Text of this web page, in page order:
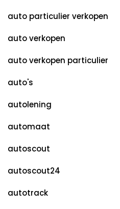
auto particulier verkopen
auto verkopen
auto verkopen particulier
auto's
autolening
automaat
autoscout
autoscout24
autotrack